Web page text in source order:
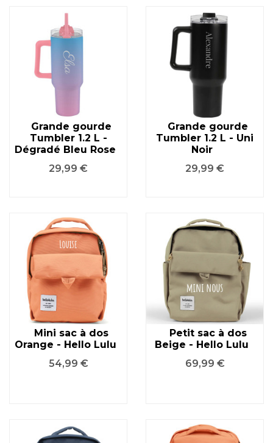
Grande gourde
Tumbler 1.2 L -
Dégradé Bleu Rose
Prix
29,99 €
Grande gourde
Tumbler 1.2 L - Uni
Noir
Prix
29,99 €
Mini sac à dos
Orange - Hello Lulu
Prix
54,99 €
Petit sac à dos
Beige - Hello Lulu
Prix
69,99 €